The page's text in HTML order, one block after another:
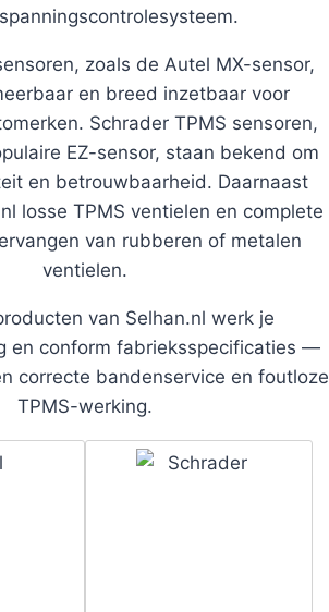
zoals de Autel MX-sensor,
en breed inzetbaar voor
Schrader TPMS sensoren,
EZ-sensor, staan bekend om
en betrouwbaarheid. Daarnaast
losse TPMS ventielen en complete
van rubberen of metalen
ventielen.
van Selhan.nl werk je
en conform fabrieksspecificaties —
correcte bandenservice en foutloze
TPMS-werking.